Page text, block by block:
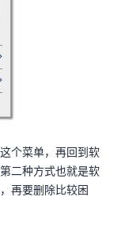
个菜单，再回到软
二种方式也就是软
再要删除比较困